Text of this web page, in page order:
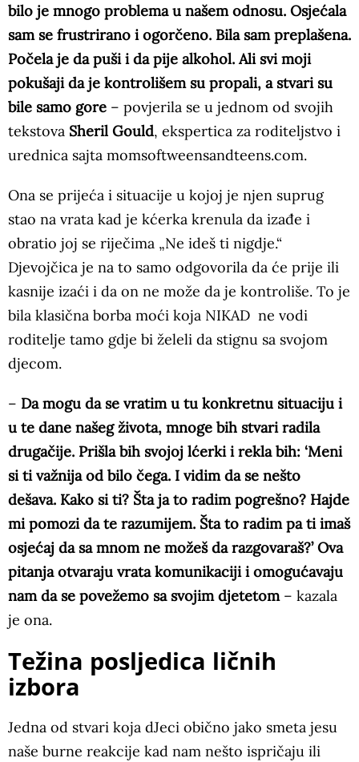
bilo je mnogo problema u našem odnosu. Osjećala
sam se frustrirano i ogorčeno. Bila sam preplašena.
Počela je da puši i da pije alkohol. Ali svi moji
pokušaji da je kontrolišem su propali, a stvari su
bile samo gore – povjerila se u jednom od svojih
tekstova Sheril Gould, ekspertica za roditeljstvo i
urednica sajta momsoftweensandteens.com.
Ona se prijeća i situacije u kojoj je njen suprug
stao na vrata kad je kćerka krenula da izađe i
obratio joj se riječima „Ne ideš ti nigdje.“
Djevojčica je na to samo odgovorila da će prije ili
kasnije izaći i da on ne može da je kontroliše. To je
bila klasična borba moći koja NIKAD ne vodi
roditelje tamo gdje bi želeli da stignu sa svojom
djecom.
– Da mogu da se vratim u tu konkretnu situaciju i
u te dane našeg života, mnoge bih stvari radila
drugačije. Prišla bih svojoj lćerki i rekla bih: ‘Meni
si ti važnija od bilo čega. I vidim da se nešto
dešava. Kako si ti? Šta ja to radim pogrešno? Hajde
mi pomozi da te razumijem. Šta to radim pa ti imaš
osjećaj da sa mnom ne možeš da razgovaraš?’ Ova
pitanja otvaraju vrata komunikaciji i omogućavaju
nam da se povežemo sa svojim djetetom– kazala
je ona.
Težina posljedica ličnih
izbora
Jedna od stvari koja dJeci obično jako smeta jesu
naše burne reakcije kad nam nešto ispričaju ili